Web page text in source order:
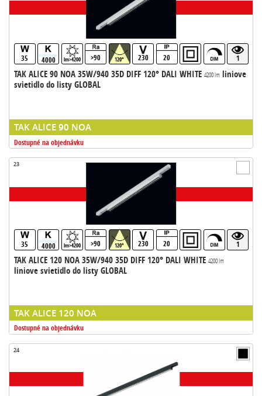
35 4000 lm>4200 >90 120° 230 20 1
TAK ALICE 90 NOA 35W/940 35D DIFF 120° DALI WHITE 4200 lmliniove
svietidlo do listy GLOBAL
TAK ALICE 90 NOA
Dostupné na objednávku
23
35 4000 lm>4200 >90 120° 230 20 1
TAK ALICE 120 NOA 35W/940 35D DIFF 120° DALI WHITE 4200 lm
liniove svietidlo do listy GLOBAL
TAK ALICE 120 NOA
Dostupné na objednávku
24